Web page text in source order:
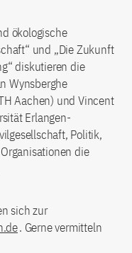
ökologische
und „Die Zukunft
diskutieren die
Wynsberghe
Aachen) und Vincent
Erlangen-
Politik,
die
sich zur
. Gerne vermitteln